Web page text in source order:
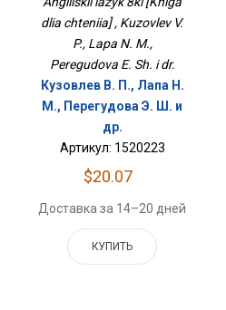
dlia chteniia] , Kuzovlev V.
P., Lapa N. M.,
Peregudova E. Sh. i dr.
Кузовлев В. П., Лапа Н.
М., Перегудова Э. Ш. и
др.
Артикул: 1520223
$20.07
Доставка за 14–20 дней
КУПИТЬ